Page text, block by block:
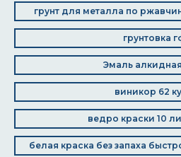
грунт для металла по
грунтовка
Эмаль
виникор 62
ведро краски 10
белая краска без запаха